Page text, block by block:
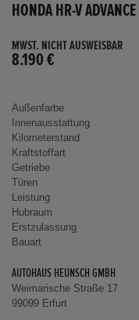
HONDA HR-V ADVANCE
MWST. NICHT AUSWEISBAR
8.190 €
Außenfarbe
Innenausstattung
Kilometerstand
Kraftstoffart
Getriebe
Türen
Leistung
Hubraum
Erstzulassung
Bauart
AUTOHAUS HEUNSCH GMBH
Weimarische Straße 17
99099 Erfurt